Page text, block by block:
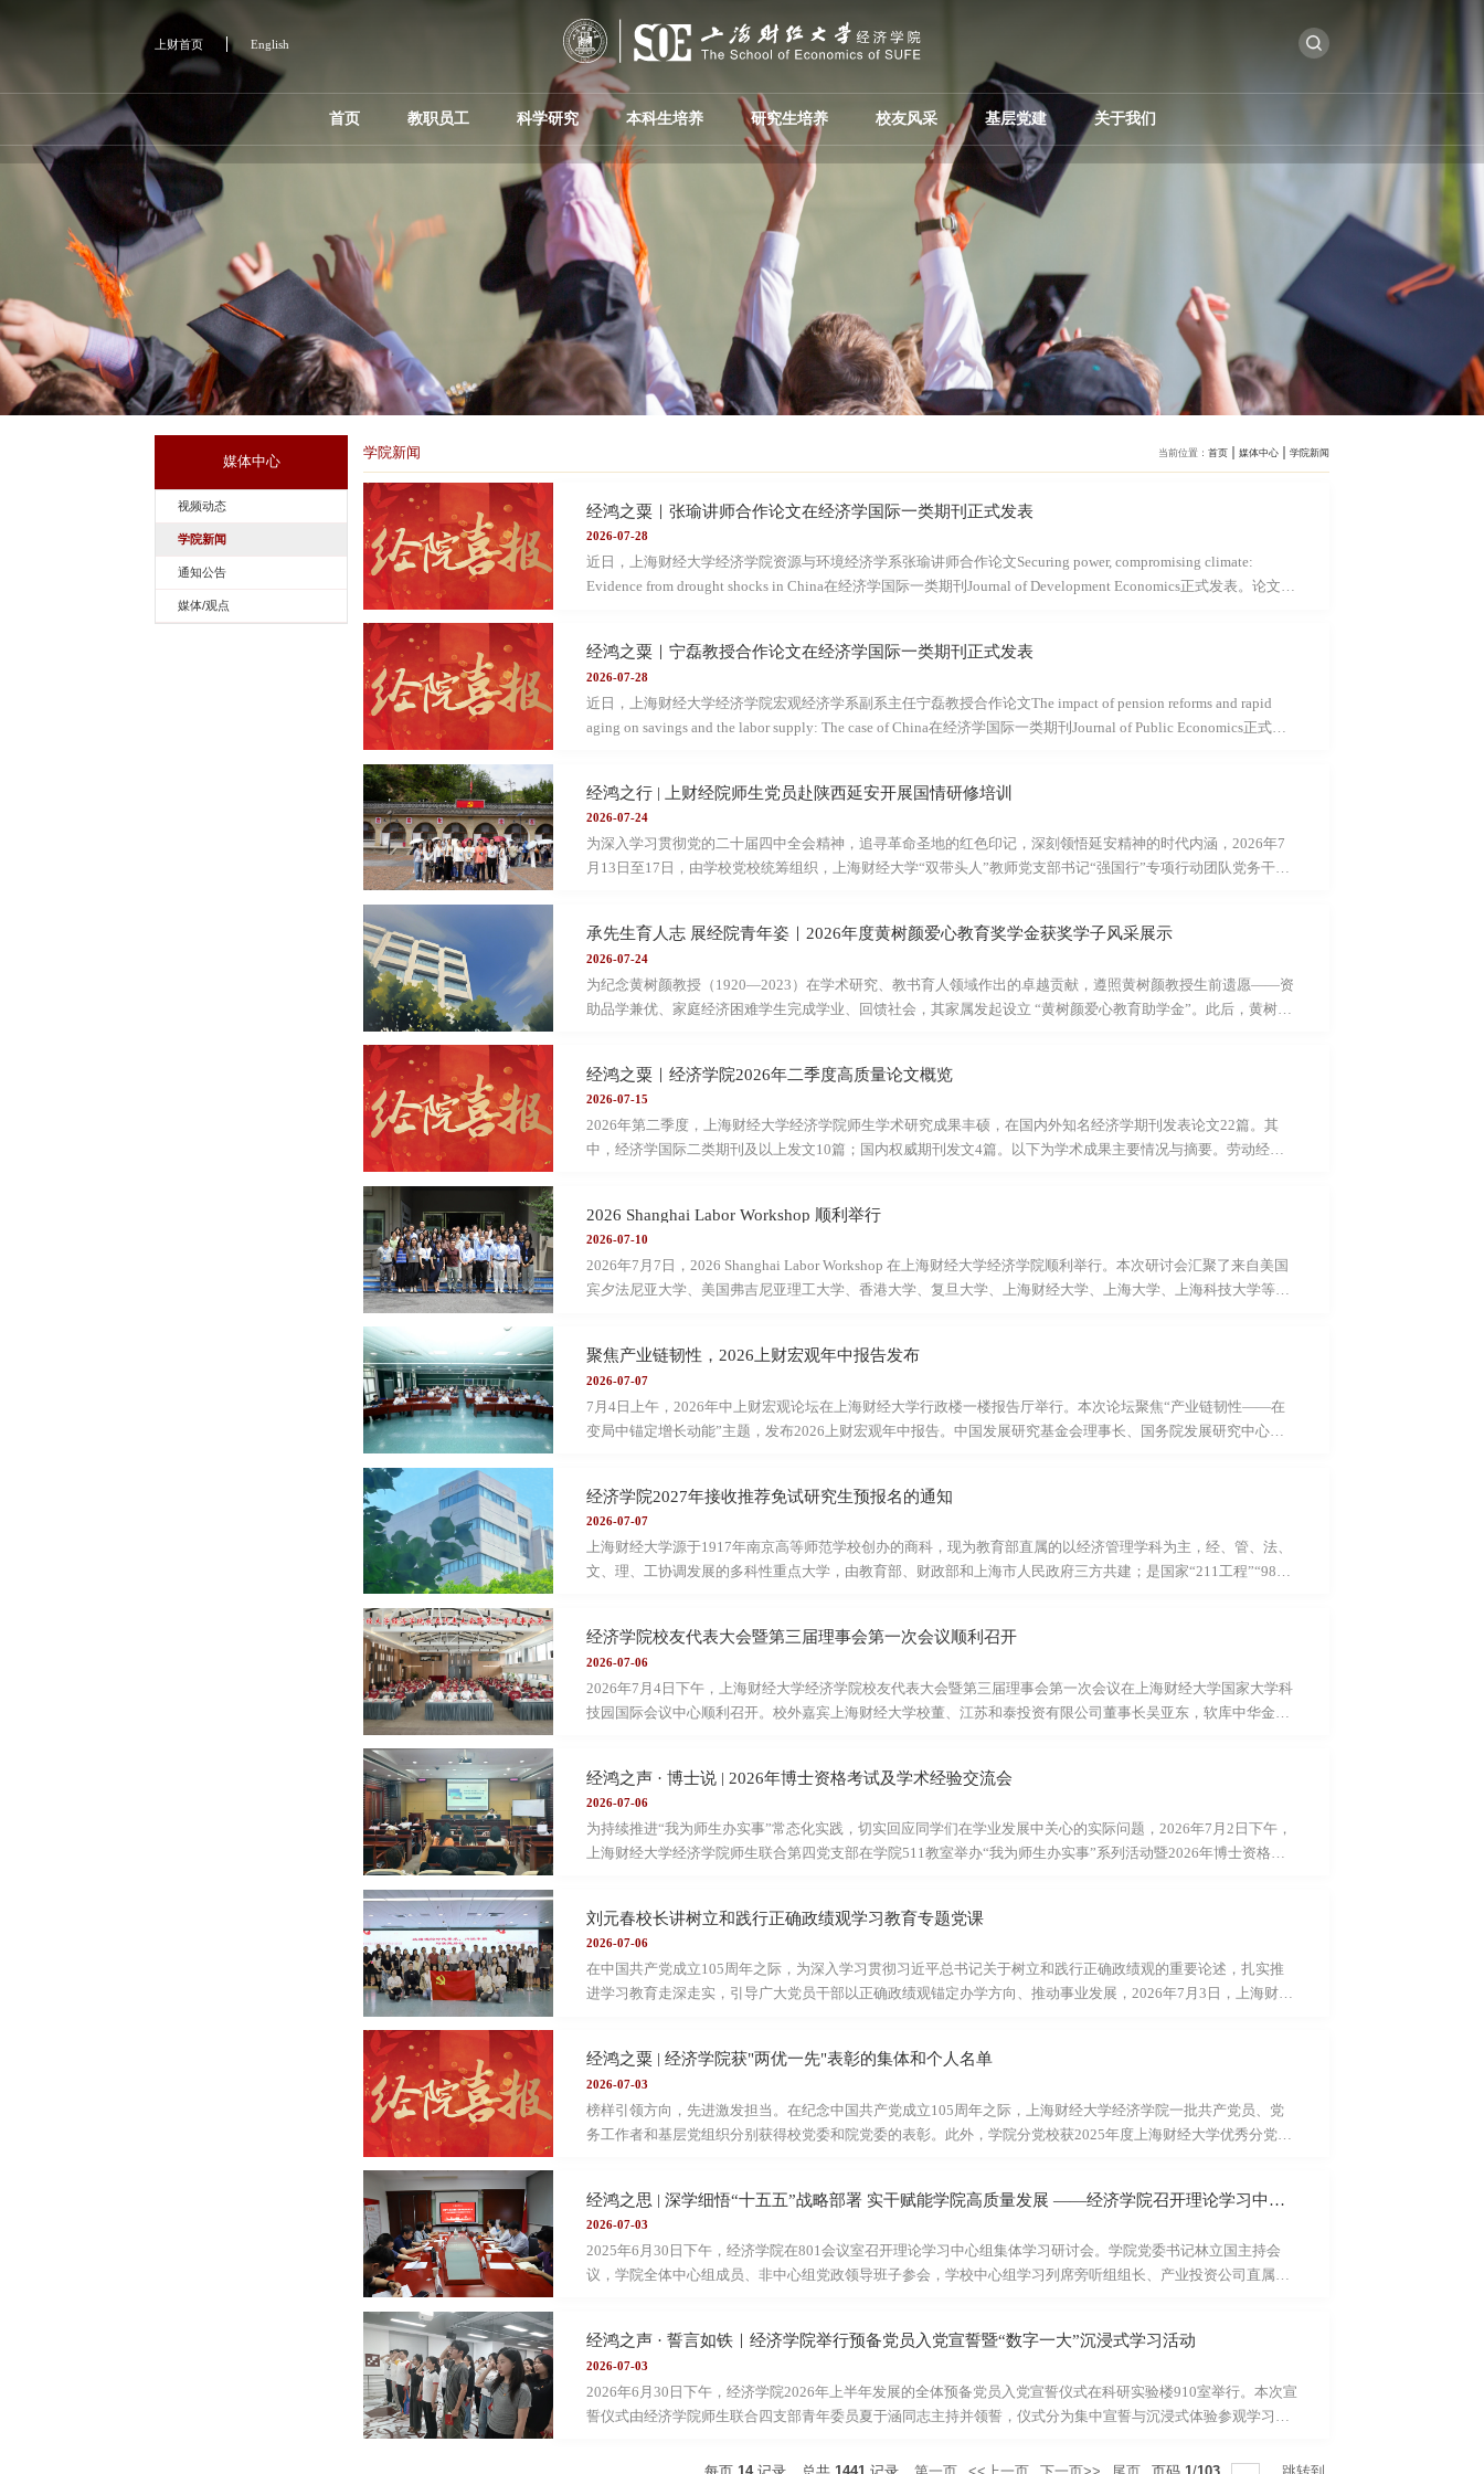
上财首页 English
首页 教职员工 科学研究 本科生培养 研究生培养 校友风采 基层党建 关于我们
媒体中心
视频动态
学院新闻
通知公告
媒体/观点
当前位置： 首页 媒体中心 学院新闻
学院新闻
经鸿之粟｜张瑜讲师合作论文在经济学国际一类期刊正式发表
2026-07-28
近日，上海财经大学经济学院资源与环境经济学系张瑜讲师合作论文Securing power, compromising climate:
Evidence from drought shocks in China在经济学国际一类期刊Journal of Development Economics正式发表。论文摘
droughts lead to a long-term expansion of coal-fired power capacity. This expansion is reflected in extensive-margin
adjustments, particularly through the commissi...
经鸿之粟｜宁磊教授合作论文在经济学国际一类期刊正式发表
2026-07-28
近日，上海财经大学经济学院宏观经济学系副系主任宁磊教授合作论文The impact of pension reforms and rapid
aging on savings and the labor supply: The case of China在经济学国际一类期刊Journal of Public Economics正式发
analyses in a general equilibrium setting, this paper examines the effects of China’s pension reforms and rapid
population aging on household saving and labor ...
经鸿之行 | 上财经院师生党员赴陕西延安开展国情研修培训
2026-07-24
为深入学习贯彻党的二十届四中全会精神，追寻革命圣地的红色印记，深刻领悟延安精神的时代内涵，2026年7
月13日至17日，由学校党校统筹组织，上海财经大学“双带头人”教师党支部书记“强国行”专项行动团队党务干
程，以专题教学、现场讲解、情景教学等多种形式，推动党史校史、理论阐释与实践调研深度融合，打造“可看、
可听、可感、可参与”的沉浸式、互动式党课。延安是中国革命的圣地、新中国的摇篮。从1935年到1948年，党
中央和毛泽...
承先生育人志 展经院青年姿｜2026年度黄树颜爱心教育奖学金获奖学子风采展示
2026-07-24
为纪念黄树颜教授（1920—2023）在学术研究、教书育人领域作出的卓越贡献，遵照黄树颜教授生前遗愿——资
助品学兼优、家庭经济困难学生完成学业、回馈社会，其家属发起设立 “黄树颜爱心教育助学金”。此后，黄树颜
年度黄树颜爱心教育奖学金获奖学子风采展示。崔珂铭崔珂铭，经济学院2026届经济学—信息与计算科学双学位
专业本科生，中共党员。学习成绩优异，绩点排名年级前2%，连续两年综合测评班级第一，综合素质突出，曾获
国家奖学金、...
经鸿之粟｜经济学院2026年二季度高质量论文概览
2026-07-15
2026年第二季度，上海财经大学经济学院师生学术研究成果丰硕，在国内外知名经济学期刊发表论文22篇。其
中，经济学国际二类期刊及以上发文10篇；国内权威期刊发文4篇。以下为学术成果主要情况与摘要。劳动经济
EconomicsVolume44, April 2026向上滑动查看论文摘要We provide the first evidence that the employers of network
contacts from college can influence job search success. In contrast to the peer effects l...
2026 Shanghai Labor Workshop 顺利举行
2026-07-10
2026年7月7日，2026 Shanghai Labor Workshop 在上海财经大学经济学院顺利举行。本次研讨会汇聚了来自美国
宾夕法尼亚大学、美国弗吉尼亚理工大学、香港大学、复旦大学、上海财经大学、上海大学、上海科技大学等国
年来在学术科研与学科建设上取得的成果，并强调了本次研讨会在促进劳动经济学研究、推动学术交流方面的重
要意义。她希望，此次交流能够拓宽与会学者的研究思路，增进国内外学者的学术合作。宾夕法尼亚大学方汉明
教授作题为...
聚焦产业链韧性，2026上财宏观年中报告发布
2026-07-07
7月4日上午，2026年中上财宏观论坛在上海财经大学行政楼一楼报告厅举行。本次论坛聚焦“产业链韧性——在
变局中锚定增长动能”主题，发布2026上财宏观年中报告。中国发展研究基金会理事长、国务院发展研究中心原
观经济研究中心研究员、经济学院常任教授杨有智代表团队发表2026上财宏观年中报告。报告指出，2026年作
为“十五五”开局之年，国内外环境深度调整，我国宏观经济整体平稳，形成“生产稳、出口强、消费弱、投资
慢”的分化格局。...
经济学院2027年接收推荐免试研究生预报名的通知
2026-07-07
上海财经大学源于1917年南京高等师范学校创办的商科，现为教育部直属的以经济管理学科为主，经、管、法、
文、理、工协调发展的多科性重点大学，由教育部、财政部和上海市人民政府三方共建；是国家“211工程”“985
水平大学公派研究生项目”等。上海财经大学经济学院的经济学专业是国内最好的经济学专业之一，拥有一流的师
资队伍。截至2026年2月，学院现有全职教研人员98人，其中教授32人，副教授42人。教师中拥有海外博士学...
经济学院校友代表大会暨第三届理事会第一次会议顺利召开
2026-07-06
2026年7月4日下午，上海财经大学经济学院校友代表大会暨第三届理事会第一次会议在上海财经大学国家大学科
技园国际会议中心顺利召开。校外嘉宾上海财经大学校董、江苏和泰投资有限公司董事长吴亚东，软库中华金融
昶元投资管理有限公司总经理张秋及上海财经大学经济学院其他校友代表；校内嘉宾上海财经大学副校长刘庆
生，学校校友工作顾问委员、原副校长方华，合作发展处处长、校友总会秘书长陈红梅，中国经济思想发展研究
院院长程霖，数...
经鸿之声 · 博士说 | 2026年博士资格考试及学术经验交流会
2026-07-06
为持续推进“我为师生办实事”常态化实践，切实回应同学们在学业发展中关心的实际问题，2026年7月2日下午，
上海财经大学经济学院师生联合第四党支部在学院511教室举办“我为师生办实事”系列活动暨2026年博士资格考
支部副书记郭梦婷主持。PART.01经验分享01夏于涵：回归基础，平衡为先夏于涵分别就高级微观经济学、高级
宏观经济学和高级计量经济学的备考重点进行了细致分享。此外，她结合自己的实际经历，建议同学们在关注学
术研究的基...
刘元春校长讲树立和践行正确政绩观学习教育专题党课
2026-07-06
在中国共产党成立105周年之际，为深入学习贯彻习近平总书记关于树立和践行正确政绩观的重要论述，扎实推
进学习教育走深走实，引导广大党员干部以正确政绩观锚定办学方向、推动事业发展，2026年7月3日，上海财经
正确政绩观引领推动学校高质量发展，为培养数智时代高素质财经人才作出更大贡献。刘元春校长首先系统梳理
党的十八大以来习近平经济思想完整演进脉络，深刻阐明深学细悟党的创新理论、统筹把握新时代完整战略体系
是校准政绩观...
经鸿之粟 | 经济学院获"两优一先"表彰的集体和个人名单
2026-07-03
榜样引领方向，先进激发担当。在纪念中国共产党成立105周年之际，上海财经大学经济学院一批共产党员、党
务工作者和基层党组织分别获得校党委和院党委的表彰。此外，学院分党校获2025年度上海财经大学优秀分党
和学校“双一流”建设中彰显先锋力量。01上海财经大学“两优一先”表彰名单优秀共产党员杨 凯经济学院师生联合
二支部优秀党务工作者陈 波经济学院师生联合一支部02上海财经大学经济学院“两优一先”表彰名单（按姓...
经鸿之思 | 深学细悟“十五五”战略部署 实干赋能学院高质量发展 ——经济学院召开理论学习中心组集体学习研讨会
2026-07-03
2025年6月30日下午，经济学院在801会议室召开理论学习中心组集体学习研讨会。学院党委书记林立国主持会
议，学院全体中心组成员、非中心组党政领导班子参会，学校中心组学习列席旁听组组长、产业投资公司直属支
教授作《“十五五”规划的主要内容及战略意义》专题导学，系统梳理了我国五年规划坚持党的全面领导、以人民
为中心、集中力量办大事等独特制度优势，完整讲解了编制流程，清晰拆解了规划的整体框架。他围绕规划的四
大鲜明特质展...
经鸿之声 · 誓言如铁｜经济学院举行预备党员入党宣誓暨“数字一大”沉浸式学习活动
2026-07-03
2026年6月30日下午，经济学院2026年上半年发展的全体预备党员入党宣誓仪式在科研实验楼910室举行。本次宣
誓仪式由经济学院师生联合四支部青年委员夏于涵同志主持并领誓，仪式分为集中宣誓与沉浸式体验参观学习两
神，在历史的回响中感悟信仰的力量。佩戴党徽与领取《中国共产党章程》之后，正式进入集中宣誓环节。17名